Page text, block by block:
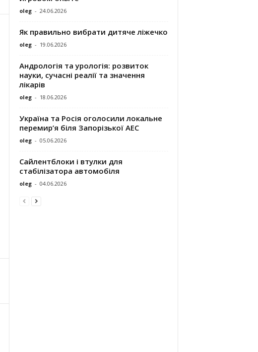
oleg - 24.06.2026
Як правильно вибрати дитяче ліжечко
oleg - 19.06.2026
Андрологія та урологія: розвиток
науки, сучасні реалії та значення
лікарів
oleg - 18.06.2026
Україна та Росія оголосили локальне
перемир’я біля Запорізької АЕС
oleg - 05.06.2026
Сайлентблоки і втулки для
стабілізатора автомобіля
oleg - 04.06.2026